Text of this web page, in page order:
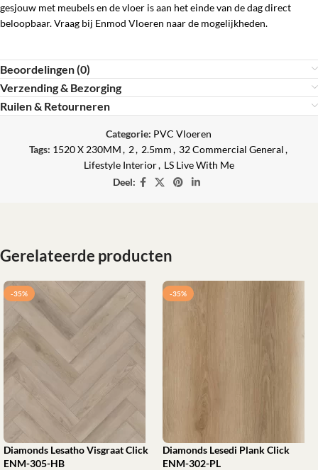
gesjouw met meubels en de vloer is aan het einde van de dag direct
beloopbaar. Vraag bij Enmod Vloeren naar de mogelijkheden.
Beoordelingen (0)
Verzending & Bezorging
Ruilen & Retourneren
Categorie: PVC Vloeren
Tags: 1520 X 230MM, 2, 2.5mm, 32 Commercial General,
Lifestyle Interior, LS Live With Me
Deel:
Gerelateerde producten
-35%
Diamonds Lesatho Visgraat Click
ENM-305-HB
-35%
Diamonds Lesedi Plank Click
ENM-302-PL